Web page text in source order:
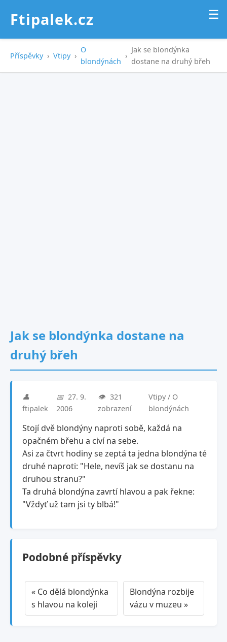
Ftipalek.cz ☰
Příspěvky › Vtipy ›
O
blondýnách
›
Jak se blondýnka
dostane na druhý břeh
Jak se blondýnka dostane na
druhý břeh
👤
ftipalek
📅 27. 9.
2006
👁️ 321
zobrazení
Vtipy / O
blondýnách
Stojí dvě blondýny naproti sobě, každá na
opačném břehu a civí na sebe.
Asi za čtvrt hodiny se zeptá ta jedna blondýna té
druhé naproti: "Hele, nevíš jak se dostanu na
druhou stranu?"
Ta druhá blondýna zavrtí hlavou a pak řekne:
"Vždyť už tam jsi ty blbá!"
Podobné příspěvky
« Co dělá blondýnka
s hlavou na koleji
Blondýna rozbije
vázu v muzeu »